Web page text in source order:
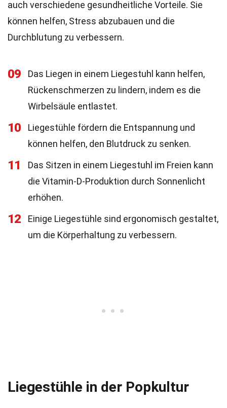
auch verschiedene gesundheitliche Vorteile. Sie
können helfen, Stress abzubauen und die
Durchblutung zu verbessern.
09
Das Liegen in einem Liegestuhl kann helfen,
Rückenschmerzen zu lindern, indem es die
Wirbelsäule entlastet.
10
Liegestühle fördern die Entspannung und
können helfen, den Blutdruck zu senken.
11
Das Sitzen in einem Liegestuhl im Freien kann
die Vitamin-D-Produktion durch Sonnenlicht
erhöhen.
12
Einige Liegestühle sind ergonomisch gestaltet,
um die Körperhaltung zu verbessern.
Liegestühle in der Popkultur